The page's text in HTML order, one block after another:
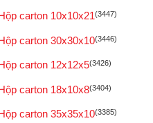
carton 10x10x21(3447)
carton 30x30x10(3446)
carton 12x12x5(3426)
carton 18x10x8(3404)
carton 35x35x10(3385)